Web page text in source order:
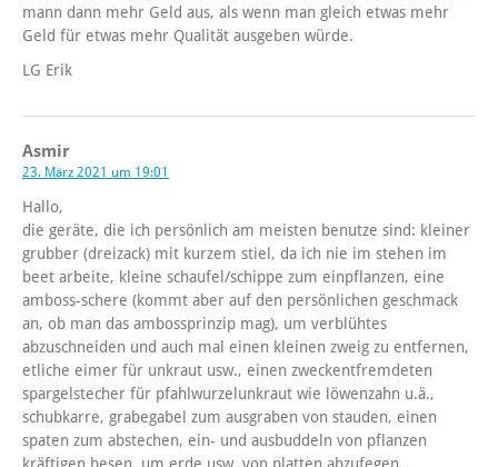
mann dann mehr Geld aus, als wenn man gleich etwas mehr
Geld für etwas mehr Qualität ausgeben würde.
LG Erik
Asmir
23. März 2021 um 19:01
Hallo,
die geräte, die ich persönlich am meisten benutze sind: kleiner
grubber (dreizack) mit kurzem stiel, da ich nie im stehen im
beet arbeite, kleine schaufel/schippe zum einpflanzen, eine
amboss-schere (kommt aber auf den persönlichen geschmack
an, ob man das ambossprinzip mag), um verblühtes
abzuschneiden und auch mal einen kleinen zweig zu entfernen,
etliche eimer für unkraut usw., einen zweckentfremdeten
spargelstecher für pfahlwurzelunkraut wie löwenzahn u.ä.,
schubkarre, grabegabel zum ausgraben von stauden, einen
spaten zum abstechen, ein- und ausbuddeln von pflanzen